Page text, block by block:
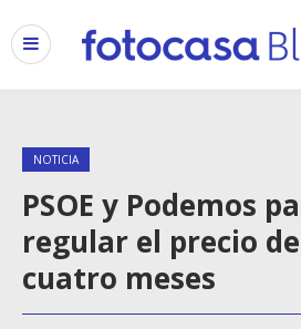
NOTICIA
PSOE y Podemos
regular el precio
cuatro meses